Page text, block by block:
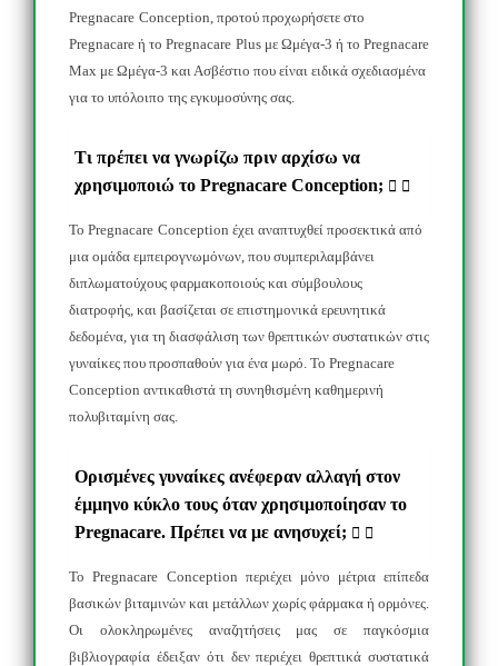
Pregnacare Conception , προτού προχωρήσετε στο
Pregnacare ή το Pregnacare Plus με Ωμέγα-3 ή το Pregnacare
Max με Ωμέγα-3 και Ασβέστιο που είναι ειδικά σχεδιασμένα
για το υπόλοιπο της εγκυμοσύνης σας.
Τι πρέπει να γνωρίζω πριν αρχίσω να
χρησιμοποιώ το Pregnacare Conception;
Το Pregnacare Conception έχει αναπτυχθεί προσεκτικά από
μια ομάδα εμπειρογνωμόνων, που συμπεριλαμβάνει
διπλωματούχους φαρμακοποιούς και σύμβουλους
διατροφής, και βασίζεται σε επιστημονικά ερευνητικά
δεδομένα, για τη διασφάλιση των θρεπτικών συστατικών στις
γυναίκες που προσπαθούν για ένα μωρό. Το Pregnacare
Conception αντικαθιστά τη συνηθισμένη καθημερινή
πολυβιταμίνη σας.
Ορισμένες γυναίκες ανέφεραν αλλαγή στον
έμμηνο κύκλο τους όταν χρησιμοποίησαν το
Pregnacare. Πρέπει να με ανησυχεί;
Το Pregnacare Conception περιέχει μόνο μέτρια επίπεδα
βασικών βιταμινών και μετάλλων χωρίς φάρμακα ή ορμόνες.
Οι ολοκληρωμένες αναζητήσεις μας σε παγκόσμια
βιβλιογραφία έδειξαν ότι δεν περιέχει θρεπτικά συστατικά